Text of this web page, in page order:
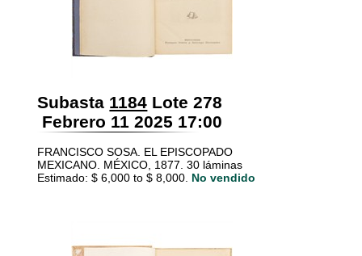
Subasta 1184 Lote 278
Febrero 11 2025 17:00
FRANCISCO SOSA. EL EPISCOPADO
MEXICANO. MÉXICO, 1877. 30 láminas
Estimado: $ 6,000 to $ 8,000. No vendido